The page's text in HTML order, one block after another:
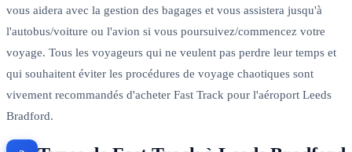
vous aidera avec la gestion des bagages et vous assistera jusqu'à
l'autobus/voiture ou l'avion si vous poursuivez/commencez votre
voyage. Tous les voyageurs qui ne veulent pas perdre leur temps et
qui souhaitent éviter les procédures de voyage chaotiques sont
vivement recommandés d'acheter Fast Track pour l'aéroport Leeds
Bradford.